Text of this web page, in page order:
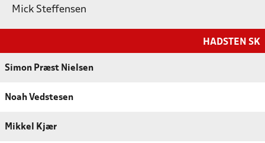
Mick Steffensen
HADSTEN SK
Simon Præst Nielsen
Noah Vedstesen
Mikkel Kjær